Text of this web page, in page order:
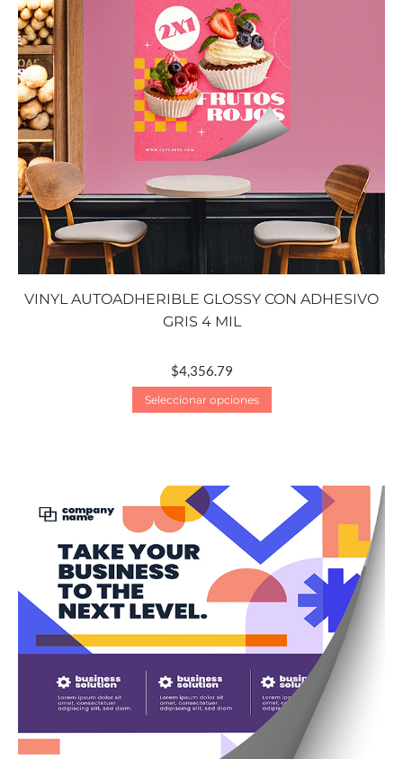
VINYL AUTOADHERIBLE GLOSSY CON ADHESIVO
GRIS 4 MIL
$4,356.79
Seleccionar opciones